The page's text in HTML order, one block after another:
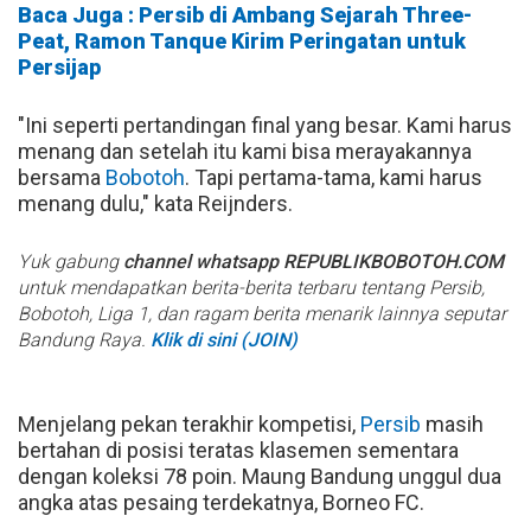
Baca Juga : Persib di Ambang Sejarah Three-
Peat, Ramon Tanque Kirim Peringatan untuk
Persijap
"Ini seperti pertandingan final yang besar. Kami harus
menang dan setelah itu kami bisa merayakannya
bersama Bobotoh. Tapi pertama-tama, kami harus
menang dulu," kata Reijnders.
Yuk gabung channel whatsapp REPUBLIKBOBOTOH.COM
untuk mendapatkan berita-berita terbaru tentang Persib,
Bobotoh, Liga 1, dan ragam berita menarik lainnya seputar
Bandung Raya. Klik di sini (JOIN)
Menjelang pekan terakhir kompetisi, Persib masih
bertahan di posisi teratas klasemen sementara
dengan koleksi 78 poin. Maung Bandung unggul dua
angka atas pesaing terdekatnya, Borneo FC.